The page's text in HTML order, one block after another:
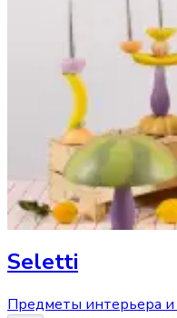
Seletti
Предметы интерьера